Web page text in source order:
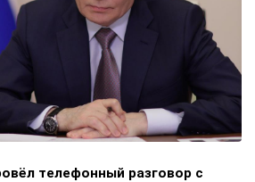
телефонный разговор с